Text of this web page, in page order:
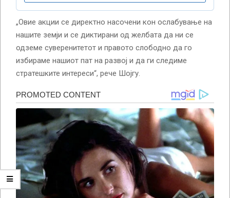
„Овие акции се директно насочени кон ослабување на
нашите земји и се диктирани од желбата да ни се
одземе суверенитетот и правото слободно да го
избираме нашиот пат на развој и да ги следиме
стратешките интереси“, рече Шојгу.